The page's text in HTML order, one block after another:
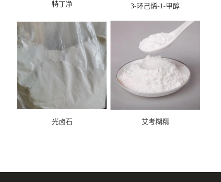
特丁净 3-环己烯-1-甲醇
光卤石 艾考糊精